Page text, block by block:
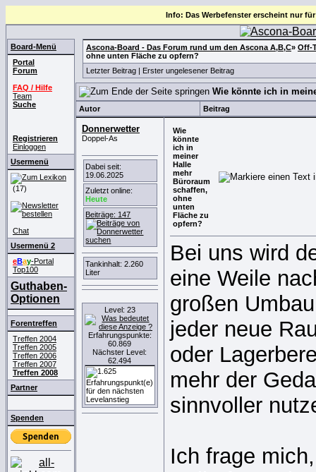
Info: Das Werbefenster erscheint nur
Board-Menü
Portal
Forum
FAQ / Hilfe
Team
Suche
Registrieren
Einloggen
Usermenü
(17)
Chat
Usermenü 2
eBay-Portal
Top100
Guthaben-
Optionen
Forentreffen
Treffen 2004
Treffen 2005
Treffen 2006
Treffen 2007
Treffen 2008
Partner
Spenden
Ascona-Board - Das Forum rund um den Ascona A,B,C» Off-
ohne unten Fläche zu opfern?
Letzter Beitrag
Erster ungelesener Beitrag
Wie könnte ich in
Autor Beitrag
Donnerwetter
Doppel-As
Dabei seit:
19.06.2025
Zuletzt online:
Heute
Beiträge: 147
Tankinhalt: 2.260
Liter
Level: 23
Erfahrungspunkte:
60.869
Nächster Level:
62.494
Wie
könnte
ich in
meiner
Halle
mehr
Büroraum
schaffen,
ohne
unten
Fläche zu
opfern?
Bei uns wird
eine Weile
großen
jeder neue
oder
mehr der
sinnvoller
Ich frage